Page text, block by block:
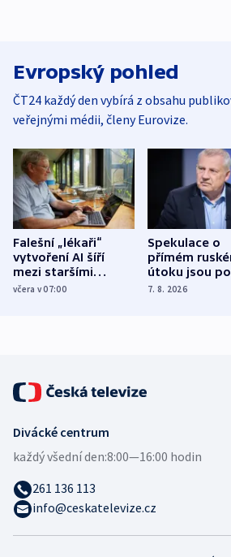
Evropský pohled
ČT24 každý den vybírá z obsahu
veřejnými médii, členy Eurovize.
Falešní „lékaři“
vytvoření AI šíří
mezi staršími
Poláky nebezpečné
včera v 07:00
Spekulace o
přímém
útoku jsou
míní estonský
7. 8. 2026
Divácké centrum
každý všední den:8:00—16:00 hodin
261 136 113
info@ceskatelevize.cz